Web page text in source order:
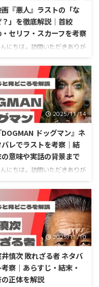
前半のあらすじから、ネタバ
りの結末、さらに「タイトル
なぜペリカンなのか」「実話や
ルはあるのか」といった疑問
で、ひと通り整理しておきたい
多いはずですよね。 物語の
を思い出したい人も、これか
めて観るのでネタバレの線引
知りたい人も、タイトルの意
...
画『悪人』ラストの「な
」を徹底解説｜首絞
・セリフ・スカーフを考察
んにちは。訪問いただきありが
ございます。物語の知恵袋、
者のふくろうです。 この記
は、映画『悪人』のラストは
あの結末になったのかモヤモ
しているあなたと一緒に、灯台
ーンを少しずつほどいていき
。悪人ラストはなぜ首を絞め
のか、その理由やタクシーでの
話、ラストで花を置かなかった
、ガードレールに結ばれたス
フと祖母の想いまで、気にな
ポイントを一つずつ言葉にして
ます。また、映画本編だけで
原作小説との違いや、祐一の
後に触れながら、ラストシー
意味をできるだけ分かりやす
2025/11/14
DOGMAN ドッグマン』ネ
バレでラストを考察｜結
意味や実話の背景まで
んにちは。訪問いただきありが
ございます。物語の知恵袋、
者のふくろうです。今回は映
ドッグマンのネタバレ
とラストの意味をじっくり読
いていきます。DOGMANドッ
ンのあらすじネタバレを一気
りたい、ドッグマンのラスト
ンの意味やドッグマンは死ん
かどうか、女装した理由や実
との関係、キリスト的な象徴表
エヴリンの結末など、気にな
2025/11/10
慎次 敗れざる者 ネタバ
考察｜あらすじ・結末・
正体を解説